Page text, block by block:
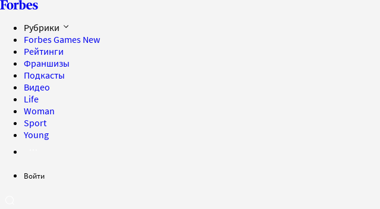
Рубрики
Forbes Games New
Рейтинги
Франшизы
Подкасты
Видео
Life
Woman
Sport
Young
Войти